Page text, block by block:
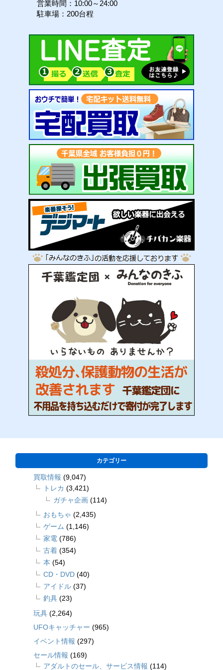
営業時間：10:00～24:00
駐車場：200台程
カテゴリー
買取情報 (9,047)
トレカ (3,421)
ガチャ企画 (114)
おもちゃ (2,435)
ゲーム (1,146)
家電 (786)
古着 (354)
本 (54)
CD・DVD (40)
アイドル (37)
釣具 (23)
玩具 (2,264)
UFOキャッチャー (965)
イベント情報 (297)
セール情報 (169)
アダルトのセール、サービス情報 (114)